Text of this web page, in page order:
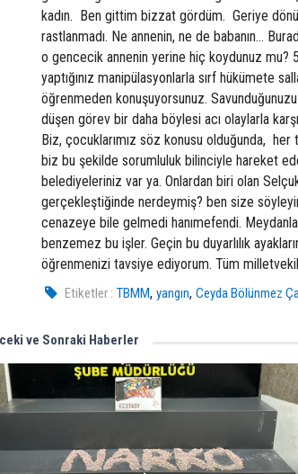
kadın. Ben gittim bizzat gördüm. Geriye
rastlanmadı. Ne annenin, ne de babanın…
o gencecik annenin yerine hiç koydunuz mu?
yaptığınız manipülasyonlarla sırf hükümete
öğrenmeden konuşuyorsunuz.
düşen görev bir daha böylesi acı olaylarla
Biz, çocuklarımız söz konusu olduğunda,
biz bu şekilde sorumluluk bilinciyle hareket
belediyeleriniz var ya. Onlardan biri olan
gerçekleştiğinde nerdeymiş? ben size
cenazeye bile gelmedi hanımefendi.
benzemez bu işler. Geçin bu duyarlılık
öğrenmenizi tavsiye ediyorum. Tüm
Etiketler : TBMM,yangın,Ceyda Bölünmez
ve Sonraki Haberler